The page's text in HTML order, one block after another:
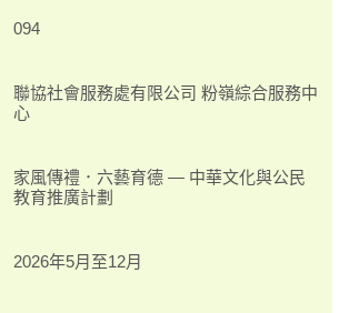
094
聯協社會服務處有限公司 粉嶺綜合服務中
心
家風傳禮．六藝育德 — 中華文化與公民
教育推廣計劃
2026年5月至12月